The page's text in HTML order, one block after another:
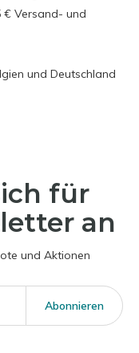
€ Versand- und
und Deutschland
für
an
und Aktionen
Abonnieren